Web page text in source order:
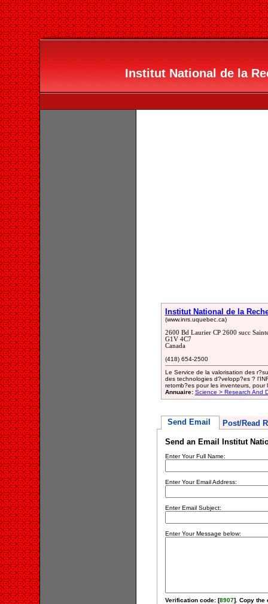
Institut National de la
Institut National de la
(www.inrs.uquebec.ca)
2600 Bd Laurier CP 2600 succ
G1V 4C7
Canada
(418) 654-2500
Le Service de la valorisation des
des technologies d?velopp?es ?
retomb?es pour les inventeurs, pour
Annuaire: Science > Research And
Send Email Post/Read
Send an Email Institut
Enter Your Full Name:
Enter Your Email Address:
Enter Email Subject:
Enter Your Message below:
Verification code: [8907]. Copy the